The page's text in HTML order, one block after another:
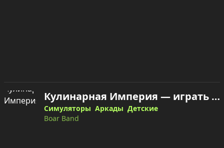
Кулинарная Империя — играть онлайн
Симуляторы Аркады Детские
Boar Band